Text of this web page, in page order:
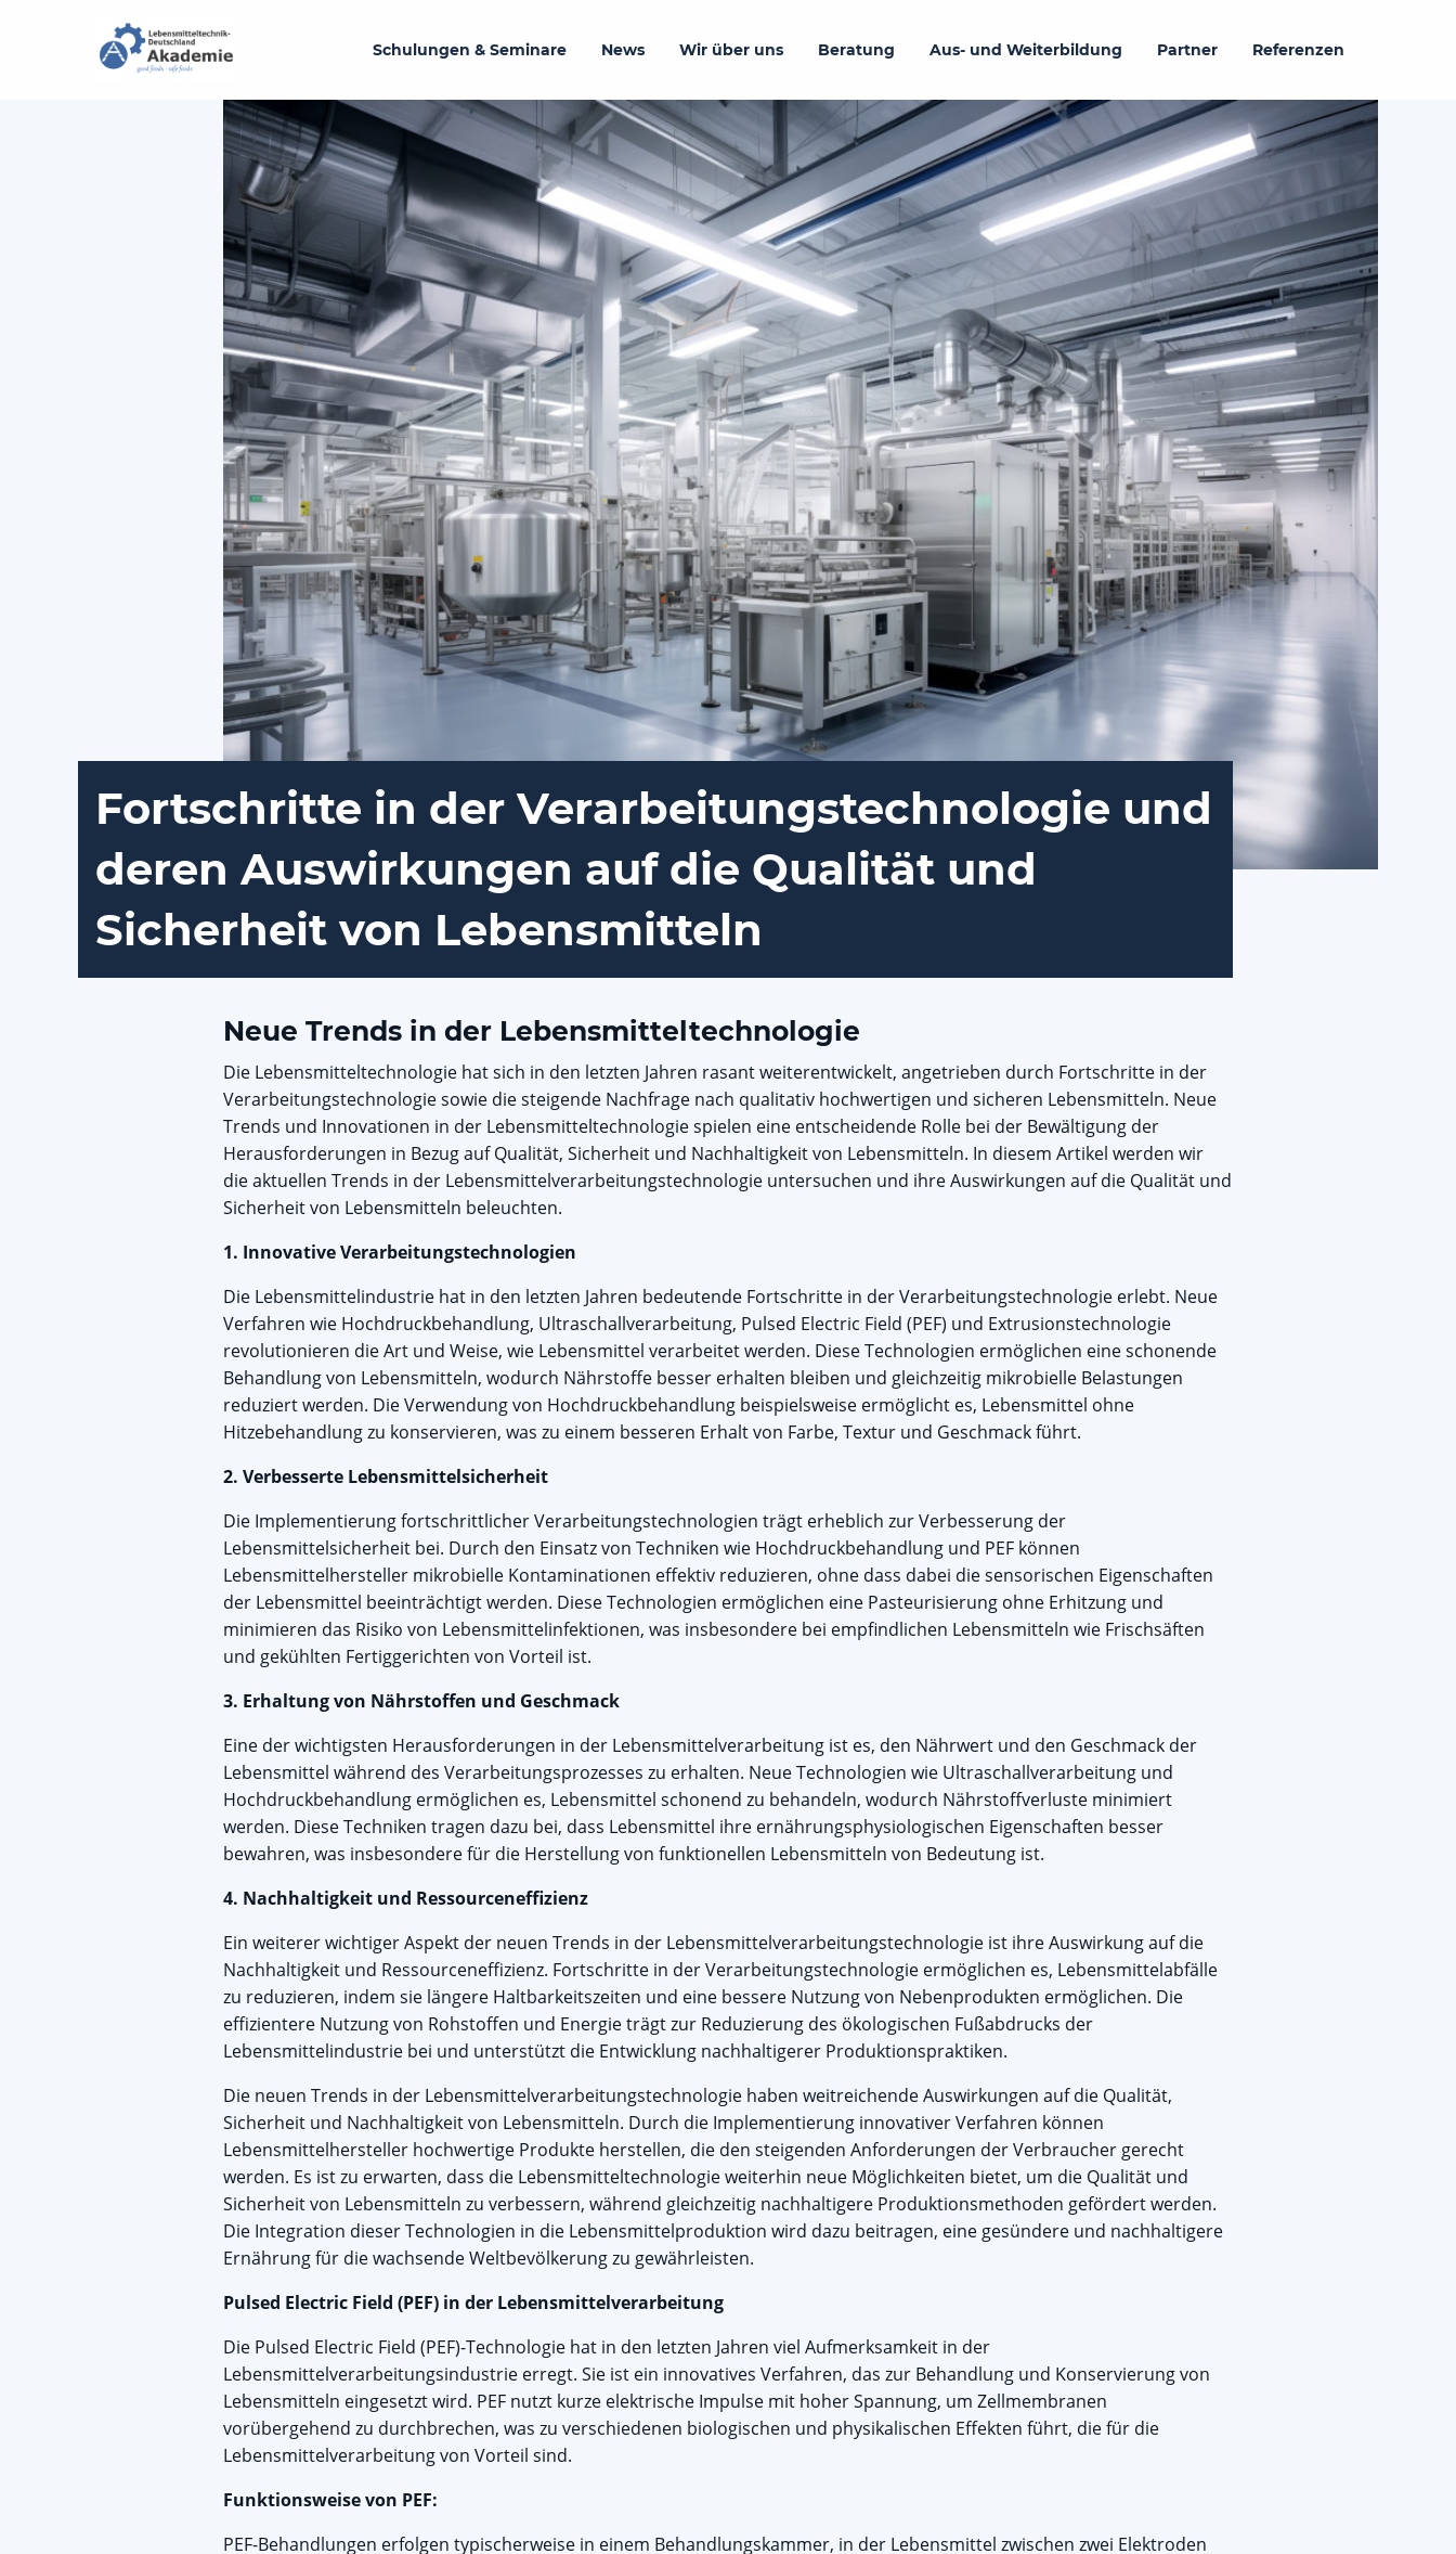
Schulungen & Seminare News Wir über uns Beratung Aus- und Weiterbildung Partner Referenzen
Fortschritte in der Verarbeitungstechnologie und
deren Auswirkungen auf die Qualität und
Sicherheit von Lebensmitteln
Neue Trends in der Lebensmitteltechnologie
Die Lebensmitteltechnologie hat sich in den letzten Jahren rasant weiterentwickelt, angetrieben durch Fortschritte in der
Verarbeitungstechnologie sowie die steigende Nachfrage nach qualitativ hochwertigen und sicheren Lebensmitteln. Neue
Trends und Innovationen in der Lebensmitteltechnologie spielen eine entscheidende Rolle bei der Bewältigung der
Herausforderungen in Bezug auf Qualität, Sicherheit und Nachhaltigkeit von Lebensmitteln. In diesem Artikel werden wir
die aktuellen Trends in der Lebensmittelverarbeitungstechnologie untersuchen und ihre Auswirkungen auf die Qualität und
Sicherheit von Lebensmitteln beleuchten.
1. Innovative Verarbeitungstechnologien
Die Lebensmittelindustrie hat in den letzten Jahren bedeutende Fortschritte in der Verarbeitungstechnologie erlebt. Neue
Verfahren wie Hochdruckbehandlung, Ultraschallverarbeitung, Pulsed Electric Field (PEF) und Extrusionstechnologie
revolutionieren die Art und Weise, wie Lebensmittel verarbeitet werden. Diese Technologien ermöglichen eine schonende
Behandlung von Lebensmitteln, wodurch Nährstoffe besser erhalten bleiben und gleichzeitig mikrobielle Belastungen
reduziert werden. Die Verwendung von Hochdruckbehandlung beispielsweise ermöglicht es, Lebensmittel ohne
Hitzebehandlung zu konservieren, was zu einem besseren Erhalt von Farbe, Textur und Geschmack führt.
2. Verbesserte Lebensmittelsicherheit
Die Implementierung fortschrittlicher Verarbeitungstechnologien trägt erheblich zur Verbesserung der
Lebensmittelsicherheit bei. Durch den Einsatz von Techniken wie Hochdruckbehandlung und PEF können
Lebensmittelhersteller mikrobielle Kontaminationen effektiv reduzieren, ohne dass dabei die sensorischen Eigenschaften
der Lebensmittel beeinträchtigt werden. Diese Technologien ermöglichen eine Pasteurisierung ohne Erhitzung und
minimieren das Risiko von Lebensmittelinfektionen, was insbesondere bei empfindlichen Lebensmitteln wie Frischsäften
und gekühlten Fertiggerichten von Vorteil ist.
3. Erhaltung von Nährstoffen und Geschmack
Eine der wichtigsten Herausforderungen in der Lebensmittelverarbeitung ist es, den Nährwert und den Geschmack der
Lebensmittel während des Verarbeitungsprozesses zu erhalten. Neue Technologien wie Ultraschallverarbeitung und
Hochdruckbehandlung ermöglichen es, Lebensmittel schonend zu behandeln, wodurch Nährstoffverluste minimiert
werden. Diese Techniken tragen dazu bei, dass Lebensmittel ihre ernährungsphysiologischen Eigenschaften besser
bewahren, was insbesondere für die Herstellung von funktionellen Lebensmitteln von Bedeutung ist.
4. Nachhaltigkeit und Ressourceneffizienz
Ein weiterer wichtiger Aspekt der neuen Trends in der Lebensmittelverarbeitungstechnologie ist ihre Auswirkung auf die
Nachhaltigkeit und Ressourceneffizienz. Fortschritte in der Verarbeitungstechnologie ermöglichen es, Lebensmittelabfälle
zu reduzieren, indem sie längere Haltbarkeitszeiten und eine bessere Nutzung von Nebenprodukten ermöglichen. Die
effizientere Nutzung von Rohstoffen und Energie trägt zur Reduzierung des ökologischen Fußabdrucks der
Lebensmittelindustrie bei und unterstützt die Entwicklung nachhaltigerer Produktionspraktiken.
Die neuen Trends in der Lebensmittelverarbeitungstechnologie haben weitreichende Auswirkungen auf die Qualität,
Sicherheit und Nachhaltigkeit von Lebensmitteln. Durch die Implementierung innovativer Verfahren können
Lebensmittelhersteller hochwertige Produkte herstellen, die den steigenden Anforderungen der Verbraucher gerecht
werden. Es ist zu erwarten, dass die Lebensmitteltechnologie weiterhin neue Möglichkeiten bietet, um die Qualität und
Sicherheit von Lebensmitteln zu verbessern, während gleichzeitig nachhaltigere Produktionsmethoden gefördert werden.
Die Integration dieser Technologien in die Lebensmittelproduktion wird dazu beitragen, eine gesündere und nachhaltigere
Ernährung für die wachsende Weltbevölkerung zu gewährleisten.
Pulsed Electric Field (PEF) in der Lebensmittelverarbeitung
Die Pulsed Electric Field (PEF)-Technologie hat in den letzten Jahren viel Aufmerksamkeit in der
Lebensmittelverarbeitungsindustrie erregt. Sie ist ein innovatives Verfahren, das zur Behandlung und Konservierung von
Lebensmitteln eingesetzt wird. PEF nutzt kurze elektrische Impulse mit hoher Spannung, um Zellmembranen
vorübergehend zu durchbrechen, was zu verschiedenen biologischen und physikalischen Effekten führt, die für die
Lebensmittelverarbeitung von Vorteil sind.
Funktionsweise von PEF:
PEF-Behandlungen erfolgen typischerweise in einem Behandlungskammer, in der Lebensmittel zwischen zwei Elektroden